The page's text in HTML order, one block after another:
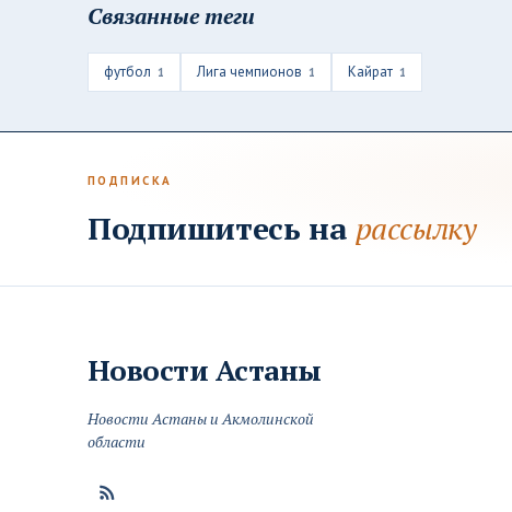
Связанные теги
футбол 1 Лига чемпионов 1 Кайрат 1
ПОДПИСКА
Подпишитесь на рассылку
Новости Астаны
Новости Астаны и Акмолинской
области